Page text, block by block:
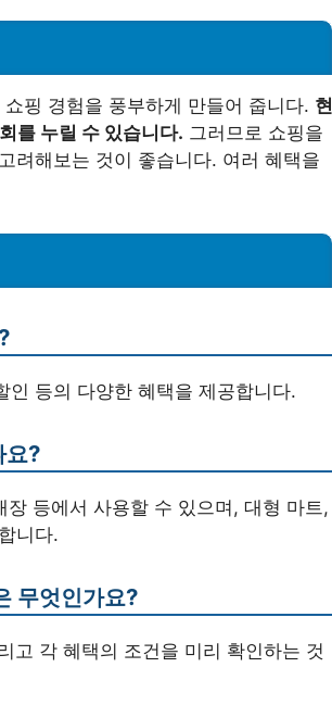
핑 경험을 풍부하게 만들어 줍니다. 현
를 누릴 수 있습니다. 그러므로 쇼핑을
려해보는 것이 좋습니다. 여러 혜택을
인 등의 다양한 혜택을 제공합니다.
요?
등에서 사용할 수 있으며, 대형 마트,
니다.
무엇인가요?
고 각 혜택의 조건을 미리 확인하는 것